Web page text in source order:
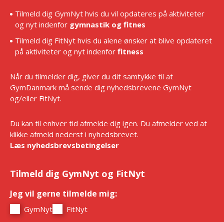
Tilmeld dig GymNyt hvis du vil opdateres på aktiviteter
og nyt indenfor gymnastik og fitnes
Tilmeld dig FitNyt hvis du alene ønsker at blive opdateret
på aktiviteter og nyt indenfor fitness
Når du tilmelder dig, giver du dit samtykke til at
GymDanmark må sende dig nyhedsbrevene GymNyt
og/eller FitNyt.
Du kan til enhver tid afmelde dig igen. Du afmelder ved at
klikke afmeld nederst i nyhedsbrevet.
Læs nyhedsbrevsbetingelser
Tilmeld dig GymNyt og FitNyt
Jeg vil gerne tilmelde mig:
GymNyt FitNyt